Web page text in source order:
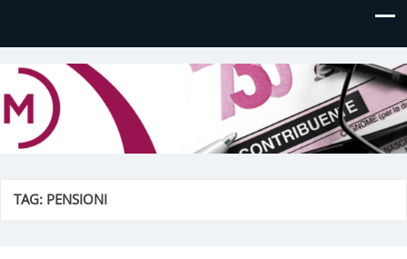
Daniela Manfè
Daniela Manfè Studio di consulenza amministrativa,
contabile, tributaria e fiscale
TAG: PENSIONI